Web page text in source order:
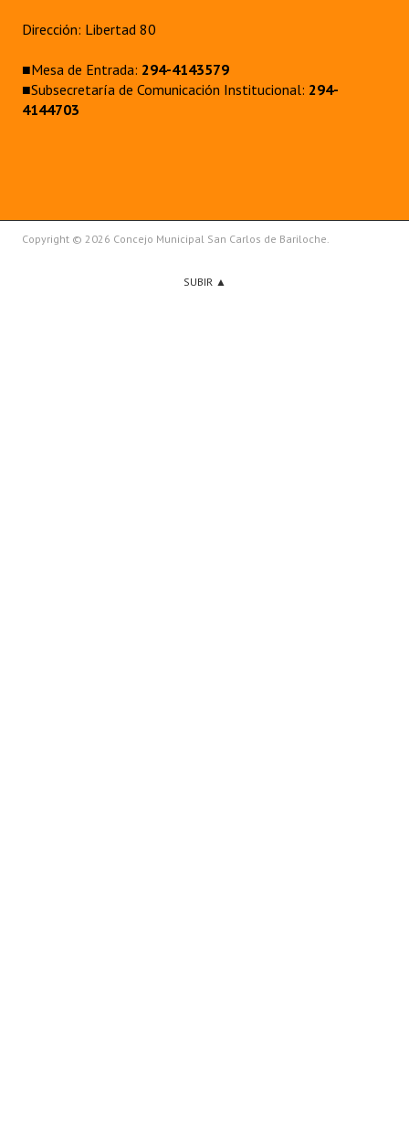
Dirección: Libertad 80
■Mesa de Entrada: 294-4143579
■Subsecretaría de Comunicación Institucional: 294-
4144703
Copyright © 2026 Concejo Municipal San Carlos de Bariloche.
SUBIR ▲